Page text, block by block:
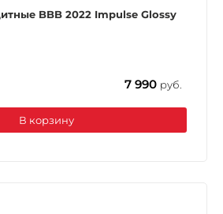
BBB 2022 Impulse Glossy
7 990 руб.
В корзину